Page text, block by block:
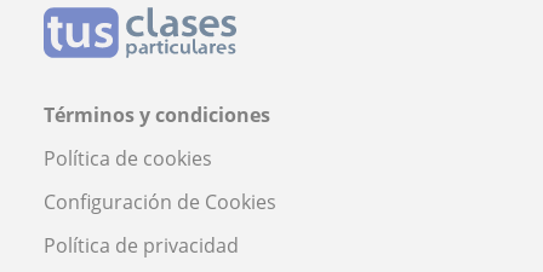
Términos y condiciones
Política de cookies
Configuración de Cookies
Política de privacidad